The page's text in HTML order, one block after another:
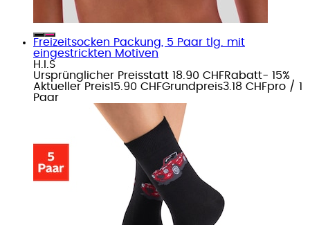
Freizeitsocken Packung, 5 Paar tlg. mit
eingestrickten Motiven
H.I.S
Ursprünglicher Preisstatt 18.90 CHFRabatt- 15%
Aktueller Preis15.90 CHFGrundpreis3.18 CHFpro / 1
Paar